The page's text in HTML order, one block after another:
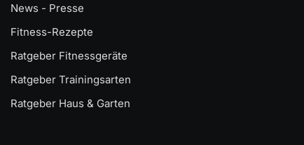
News - Presse
Fitness-Rezepte
Ratgeber Fitnessgeräte
Ratgeber Trainingsarten
Ratgeber Haus & Garten